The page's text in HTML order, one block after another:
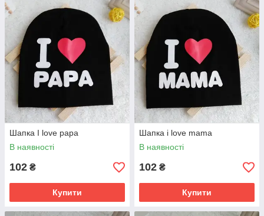
Шапка I love papa
В наявності
102 ₴
Купити
Шапка i love mama
В наявності
102 ₴
Купити